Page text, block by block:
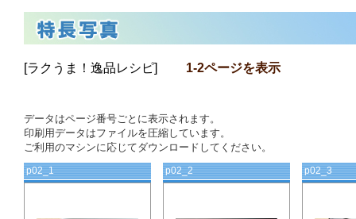
[ラクうま！逸品レシピ] 1-2ページを表示
データはページ番号ごとに表示されます。
印刷用データはファイルを圧縮しています。
ご利用のマシンに応じてダウンロードしてください。
p02_1 p02_2 p02_3